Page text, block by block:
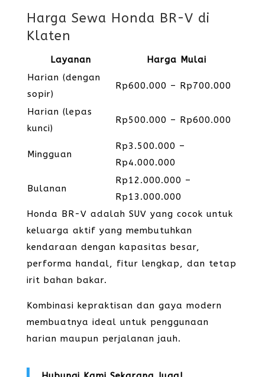
Harga Sewa Honda BR-V di
Klaten
Layanan
Harga Mulai
Harian (dengan
sopir)
Rp600.000 – Rp700.000
Harian (lepas
kunci)
Rp500.000 – Rp600.000
Mingguan
Rp3.500.000 –
Rp4.000.000
Bulanan
Rp12.000.000 –
Rp13.000.000
Honda BR-V adalah SUV yang cocok untuk
keluarga aktif yang membutuhkan
kendaraan dengan kapasitas besar,
performa handal, fitur lengkap, dan tetap
irit bahan bakar.
Kombinasi kepraktisan dan gaya modern
membuatnya ideal untuk penggunaan
harian maupun perjalanan jauh.